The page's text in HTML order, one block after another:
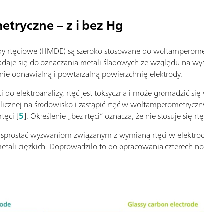
– z i bez Hg
rtęciowe (HMDE) są szeroko stosowane do
się do oznaczania metali śladowych ze względu na
odnawialną i powtarzalną powierzchnię elektrody.
do elektroanalizy, rtęć jest toksyczna i może gromadzić
na środowisko i zastąpić rtęć w
[5]. Określenie „bez rtęci” oznacza, że nie stosuje się
wyzwaniom związanym z wymianą rtęci w
ciężkich. Doprowadziło to do opracowania czterech